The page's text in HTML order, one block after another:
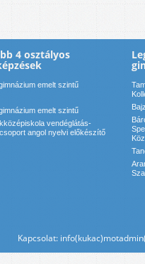
4 osztályos
emelt szintű
emelt szintű
vendéglátás-
angol nyelvi előkészítő